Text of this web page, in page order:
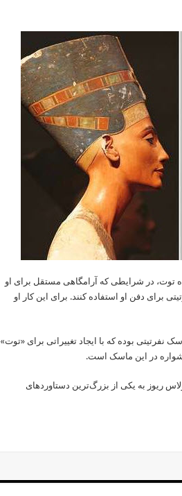
توت، در شرایطی که‌ آرامگاهی مستقل برای او
برای دفن او استفاده کنند. برای این کار او
بوده که با ایجاد تغییراتی برای «توت»
در این ماسک است.
ریوز به یکی از بزرگ‌ترین دستاوردهای